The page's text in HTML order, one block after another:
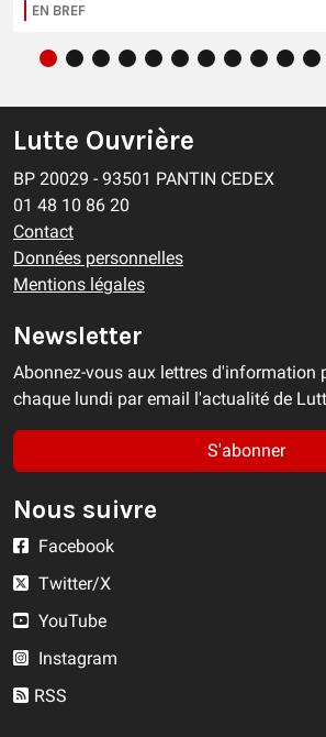
EN BREF
Lutte Ouvrière
BP 20029 - 93501 PANTIN CEDEX
01 48 10 86 20
Contact
Données personnelles
Mentions légales
Newsletter
Abonnez-vous aux lettres d'information
chaque lundi par email l'actualité de
S'abonner
Nous suivre
Facebook
Twitter/X
YouTube
Instagram
RSS